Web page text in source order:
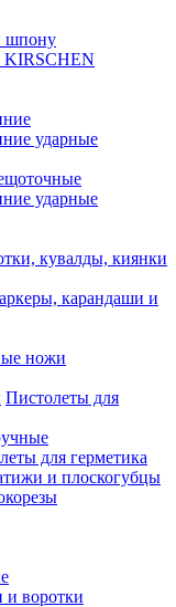
шпону
KIRSCHEN
ударные
ударные
кувалды, киянки
карандаши и
ножи
Пистолеты для
для герметика
и плоскогубцы
и воротки